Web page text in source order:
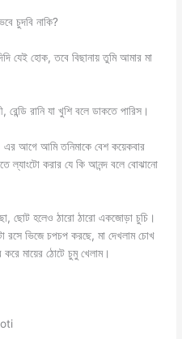
চুদবি নাকি?
যেই হোক, তবে বিছানায় তুমি আমার মা
রানি যা খুশি বলে ডাকতে পারিস।
এর আগে আমি তনিমাকে বেশ কয়েকবার
ল্যাংটো করার যে কি আনন্দ বলে বোঝানো
ছোট হলেও ঠারো ঠারো একজোড়া চুচি।
রসে ভিজে চপচপ করছে, মা দেখলাম চোখ
মায়ের ঠোটে চুমু খেলাম।